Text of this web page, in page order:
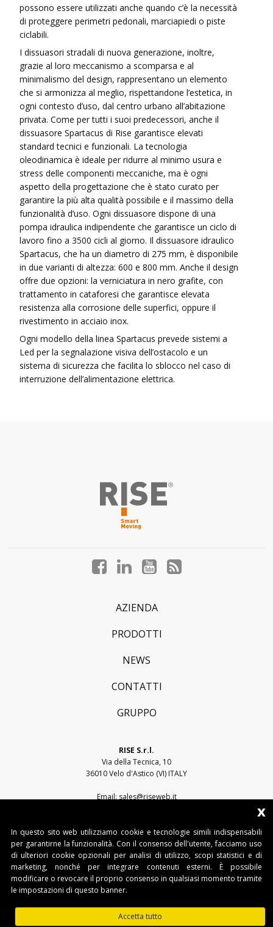
possono essere utilizzati anche quando c’è la necessità
di proteggere perimetri pedonali, marciapiedi o piste
ciclabili.
I dissuasori stradali di nuova generazione, inoltre,
grazie al loro meccanismo a scomparsa e al
minimalismo del design, rappresentano un elemento
che si armonizza al meglio, rispettandone l’estetica, in
ogni contesto d’uso, dal centro urbano all’abitazione
privata. Come per tutti i suoi predecessori, anche il
dissuasore Spartacus di Rise garantisce elevati
standard tecnici e funzionali. La tecnologia
oleodinamica è ideale per ridurre al minimo usura e
stress delle componenti meccaniche, ma è ogni
aspetto della progettazione che è stato curato per
garantire la più alta qualità possibile e il massimo della
funzionalità d’uso. Ogni dissuasore dispone di una
pompa idraulica indipendente che garantisce un ciclo di
lavoro fino a 3500 cicli al giorno. Il dissuasore idraulico
Spartacus, che ha un diametro di 275 mm, è disponibile
in due varianti di altezza: 600 e 800 mm. Anche il design
offre due opzioni: la verniciatura in nero grafite, con
trattamento in cataforesi che garantisce elevata
resistenza alla corrosione delle superfici, oppure il
rivestimento in acciaio inox.
Ogni modello della linea Spartacus prevede sistemi a
Led per la segnalazione visiva dell’ostacolo e un
sistema di sicurezza che facilita lo sblocco nel caso di
interruzione dell’alimentazione elettrica.
FacebookLinkedInYouTubeBlog
AZIENDA
PRODOTTI
NEWS
CONTATTI
GRUPPO
RISE S.r.l.
Via della Tecnica, 10
36010 Velo d'Astico (VI) ITALY
Email: sales@riseweb.it
RISE S.r.l. • Sede legale: Via del Capitello, 45 - 36066 Sandrigo (VI) • Sede
operativa: Via della Tecnica, 10 - 36010 Velo d'Astico (VI)
Tel. +39 0445 751401 • Fax. +39 0445 751401 • IT03482500240 •
x
In questo sito web utilizziamo cookie e tecnologie simili indispensabili
per garantirne la funzionalità. Con il consenso dell'utente, facciamo uso
di ulteriori cookie opzionali per analisi di utilizzo, scopi statistici e di
marketing, nonché per integrare contenuti esterni. È possibile
modificare o revocare il proprio consenso in qualsiasi momento tramite
le impostazioni di questo banner.
Accetta tutto